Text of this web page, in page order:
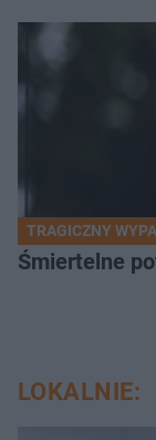
TRAGICZNY
Śmiertelne
LOKALNIE: